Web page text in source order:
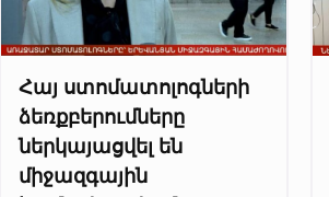
Հայ ստոմատոլոգների
ձեռքբերումները
ներկայացվել են
միջազգային